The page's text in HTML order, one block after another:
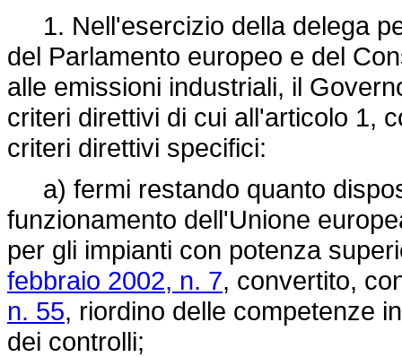
1. Nell'esercizio della delega
del Parlamento europeo e del
alle emissioni industriali, il
criteri direttivi di cui all'articolo 1,
criteri direttivi specifici:
a) fermi restando quanto
funzionamento dell'Unione
per gli impianti con potenza
febbraio 2002, n. 7, convertito,
n. 55, riordino delle competenze
dei controlli;